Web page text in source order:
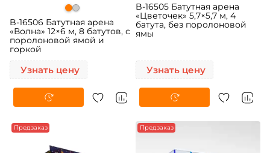
B-16506 Батутная арена
«Волна» 12×6 м, 8 батутов, с
поролоновой ямой и
горкой
Узнать цену
B-16505 Батутная арена
«Цветочек» 5,7×5,7 м, 4
батута, без поролоновой
ямы
Узнать цену
Предзаказ Предзаказ